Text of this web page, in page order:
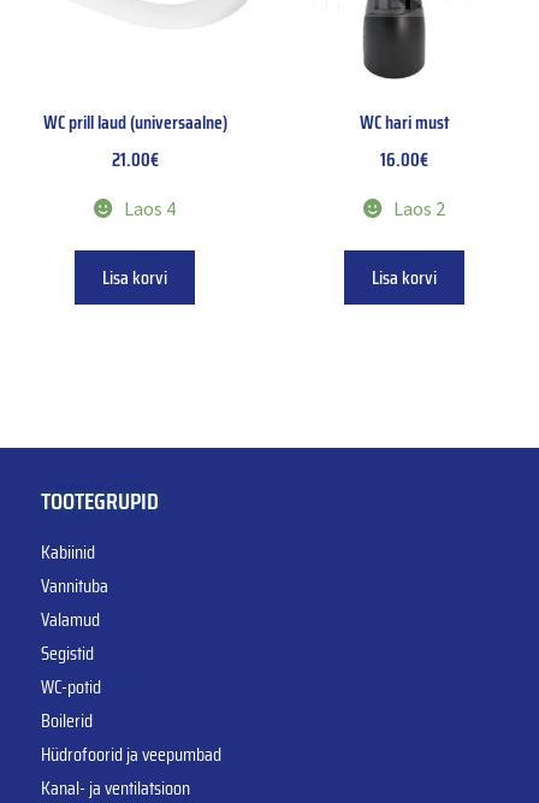
WC prill laud (universaalne)
21.00€
Laos 4
Lisa korvi
WC hari must
16.00€
Laos 2
Lisa korvi
TOOTEGRUPID
Kabiinid
Vannituba
Valamud
Segistid
WC-potid
Boilerid
Hüdrofoorid ja veepumbad
Kanal- ja ventilatsioon